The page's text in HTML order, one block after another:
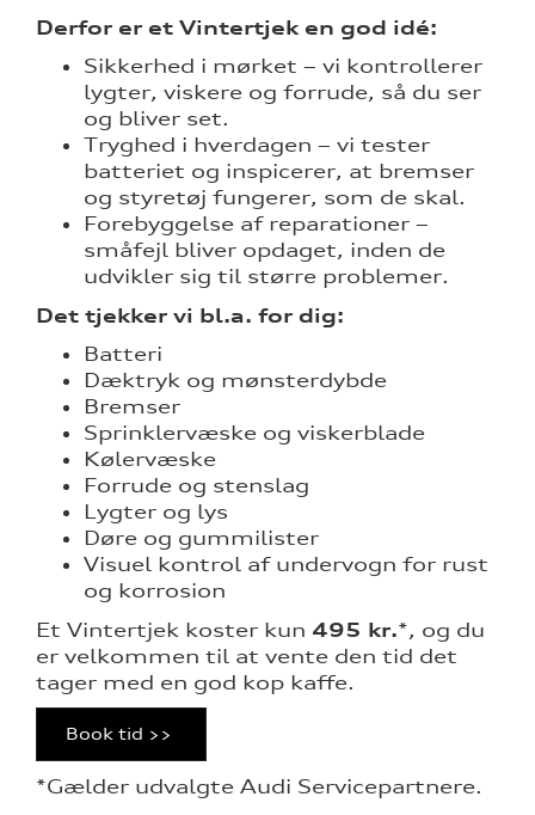
Derfor er et Vintertjek en god idé:
Sikkerhed i mørket – vi kontrollerer
lygter, viskere og forrude, så du ser
og bliver set.
Tryghed i hverdagen – vi tester
batteriet og inspicerer, at bremser
og styretøj fungerer, som de skal.
Forebyggelse af reparationer –
småfejl bliver opdaget, inden de
udvikler sig til større problemer.
Det tjekker vi bl.a. for dig:
Batteri
Dæktryk og mønsterdybde
Bremser
Sprinklervæske og viskerblade
Kølervæske
Forrude og stenslag
Lygter og lys
Døre og gummilister
Visuel kontrol af undervogn for rust
og korrosion
Et Vintertjek koster kun 495 kr.*, og du
er velkommen til at vente den tid det
tager med en god kop kaffe.
Book tid >>
*Gælder udvalgte Audi Servicepartnere.